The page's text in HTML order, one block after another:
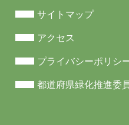
サイトマップ
アクセス
プライバシーポリシ
都道府県緑化推進委